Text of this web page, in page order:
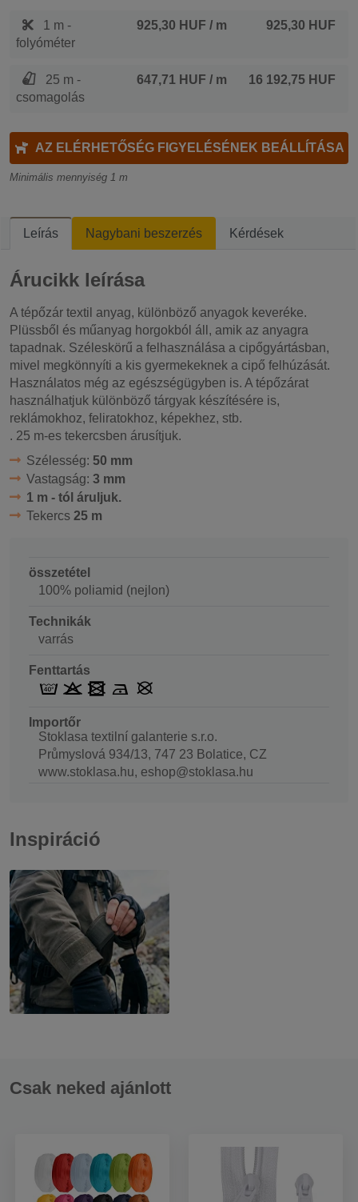
1 m -
folyóméter
925,30 HUF / m 925,30 HUF
25 m -
csomagolás
647,71 HUF / m 16 192,75 HUF
AZ ELÉRHETŐSÉG FIGYELÉSÉNEK BEÁLLÍTÁSA
Minimális mennyiség 1 m
Leírás Nagybani beszerzés Kérdések
Árucikk leírása
A tépőzár textil anyag, különböző anyagok keveréke.
Plüssből és műanyag horgokból áll, amik az anyagra
tapadnak. Széleskörű a felhasználása a cipőgyártásban,
mivel megkönnyíti a kis gyermekeknek a cipő felhúzását.
Használatos még az egészségügyben is. A tépőzárat
használhatjuk különböző tárgyak készítésére is,
reklámokhoz, feliratokhoz, képekhez, stb.
. 25 m-es tekercsben árusítjuk.
Szélesség: 50 mm
Vastagság: 3 mm
1 m - tól áruljuk.
Tekercs 25 m
összetétel
100% poliamid (nejlon)
Technikák
varrás
Fenttartás
Importőr
Stoklasa textilní galanterie s.r.o.
Průmyslová 934/13, 747 23 Bolatice, CZ
www.stoklasa.hu, eshop@stoklasa.hu
Inspiráció
Csak neked ajánlott